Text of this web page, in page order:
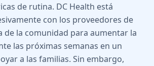
de rutina. DC Health está
con los proveedores de
de la comunidad para aumentar la
las próximas semanas en un
a las familias. Sin embargo,